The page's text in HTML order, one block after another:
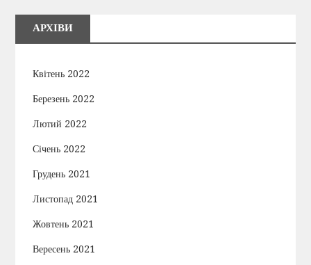
АРХІВИ
Квітень 2022
Березень 2022
Лютий 2022
Січень 2022
Грудень 2021
Листопад 2021
Жовтень 2021
Вересень 2021